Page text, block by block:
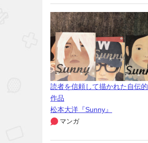
読者を信頼して描かれた自伝的
作品
松本大洋『Sunny』
マンガ